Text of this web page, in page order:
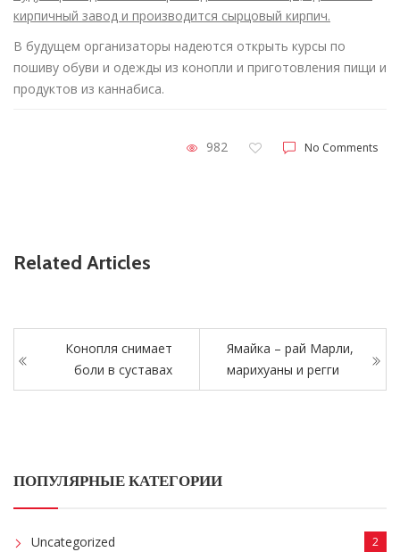
кирпичный завод и производится сырцовый кирпич.
В будущем организаторы надеются открыть курсы по
пошиву обуви и одежды из конопли и приготовления пищи и
продуктов из каннабиса.
982 No Comments
Related Articles
Конопля снимает
боли в суставах
Ямайка – рай Марли,
марихуаны и регги
ПОПУЛЯРНЫЕ КАТЕГОРИИ
Uncategorized 2